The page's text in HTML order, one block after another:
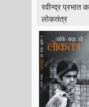
रवीन्द्र प्रभात
लोकतंत्र